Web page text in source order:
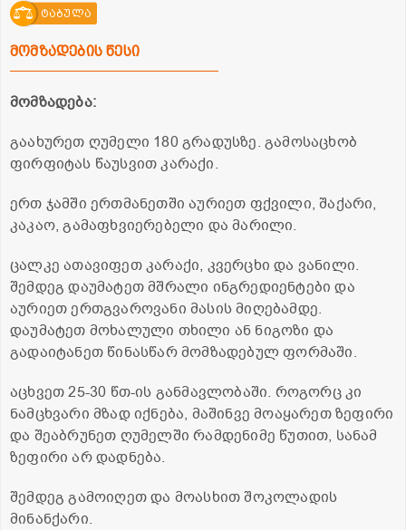
ტაბულა
მომზადების წესი
მომზადება:
გაახურეთ ღუმელი 180 გრადუსზე. გამოსაცხობ
ფირფიტას წაუსვით კარაქი.
ერთ ჯამში ერთმანეთში აურიეთ ფქვილი, შაქარი,
კაკაო, გამაფხვიერებელი და მარილი.
ცალკე ათავიფეთ კარაქი, კვერცხი და ვანილი.
შემდეგ დაუმატეთ მშრალი ინგრედიენტები და
აურიეთ ერთგვაროვანი მასის მიღებამდე.
დაუმატეთ მოხალული თხილი ან ნიგოზი და
გადაიტანეთ წინასწარ მომზადებულ ფორმაში.
აცხვეთ 25-30 წთ-ის განმავლობაში. როგორც კი
ნამცხვარი მზად იქნება, მაშინვე მოაყარეთ ზეფირი
და შეაბრუნეთ ღუმელში რამდენიმე წუთით, სანამ
ზეფირი არ დადნება.
შემდეგ გამოიღეთ და მოასხით შოკოლადის
მინანქარი.